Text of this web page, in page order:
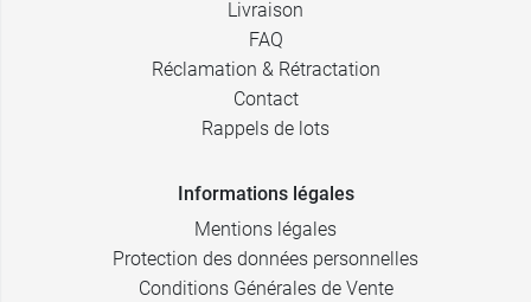
Livraison
FAQ
Réclamation & Rétractation
Contact
Rappels de lots
Informations légales
Mentions légales
Protection des données personnelles
Conditions Générales de Vente